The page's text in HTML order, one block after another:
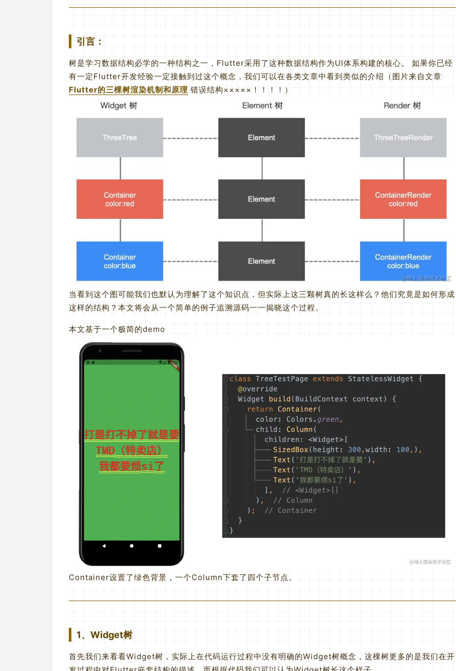
引言：
树是学习数据结构必学的一种结构之一，Flutter采用了这种数据结构作为UI体系构建的核心。 如果你已经
有一定Flutter开发经验一定接触到过这个概念，我们可以在各类文章中看到类似的介绍（图片来自文章
Flutter的三棵树渲染机制和原理 错误结构×××××！！！！）
当看到这个图可能我们也默认为理解了这个知识点，但实际上这三颗树真的长这样么？他们究竟是如何形成
这样的结构？本文将会从一个简单的例子追溯源码一一揭晓这个过程。
本文基于一个极简的demo
Container设置了绿色背景，一个Column下套了四个子节点。
1、Widget树
首先我们来看看Widget树，实际上在代码运行过程中没有明确的Widget树概念，这棵树更多的是我们在开